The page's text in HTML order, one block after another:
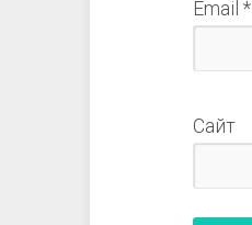
Email*
Сайт